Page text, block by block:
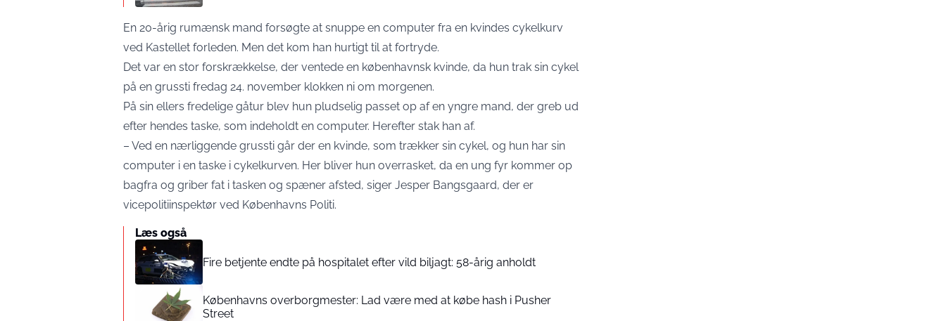
En 20-årig rumænsk mand forsøgte at snuppe en computer fra en kvindes cykelkurv
ved Kastellet forleden. Men det kom han hurtigt til at fortryde.
Det var en stor forskrækkelse, der ventede en københavnsk kvinde, da hun trak sin cykel
på en grussti fredag 24. november klokken ni om morgenen.
På sin ellers fredelige gåtur blev hun pludselig passet op af en yngre mand, der greb ud
efter hendes taske, som indeholdt en computer. Herefter stak han af.
– Ved en nærliggende grussti går der en kvinde, som trækker sin cykel, og hun har sin
computer i en taske i cykelkurven. Her bliver hun overrasket, da en ung fyr kommer op
bagfra og griber fat i tasken og spæner afsted, siger Jesper Bangsgaard, der er
vicepolitiinspektør ved Københavns Politi.
Læs også
Fire betjente endte på hospitalet efter vild biljagt: 58-årig anholdt
Københavns overborgmester: Lad være med at købe hash i Pusher
Street